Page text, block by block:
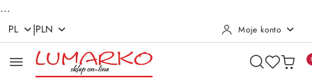
...
Przejdź do treści głównej
Przejdź do wyszukiwarki
Przejdź do moje konto
Przejdź do menu głównego
Przejdź do opisu produktu
Przejdź do stopki
PL |PLN Moje konto